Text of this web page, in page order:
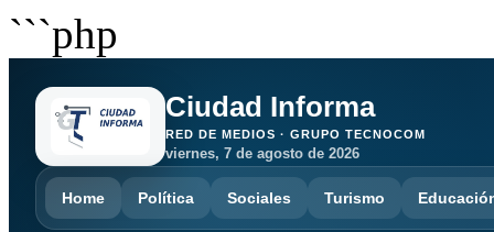
```php
Ciudad Informa
RED DE MEDIOS · GRUPO TECNOCOM
viernes, 7 de agosto de 2026
Home Política Sociales Turismo